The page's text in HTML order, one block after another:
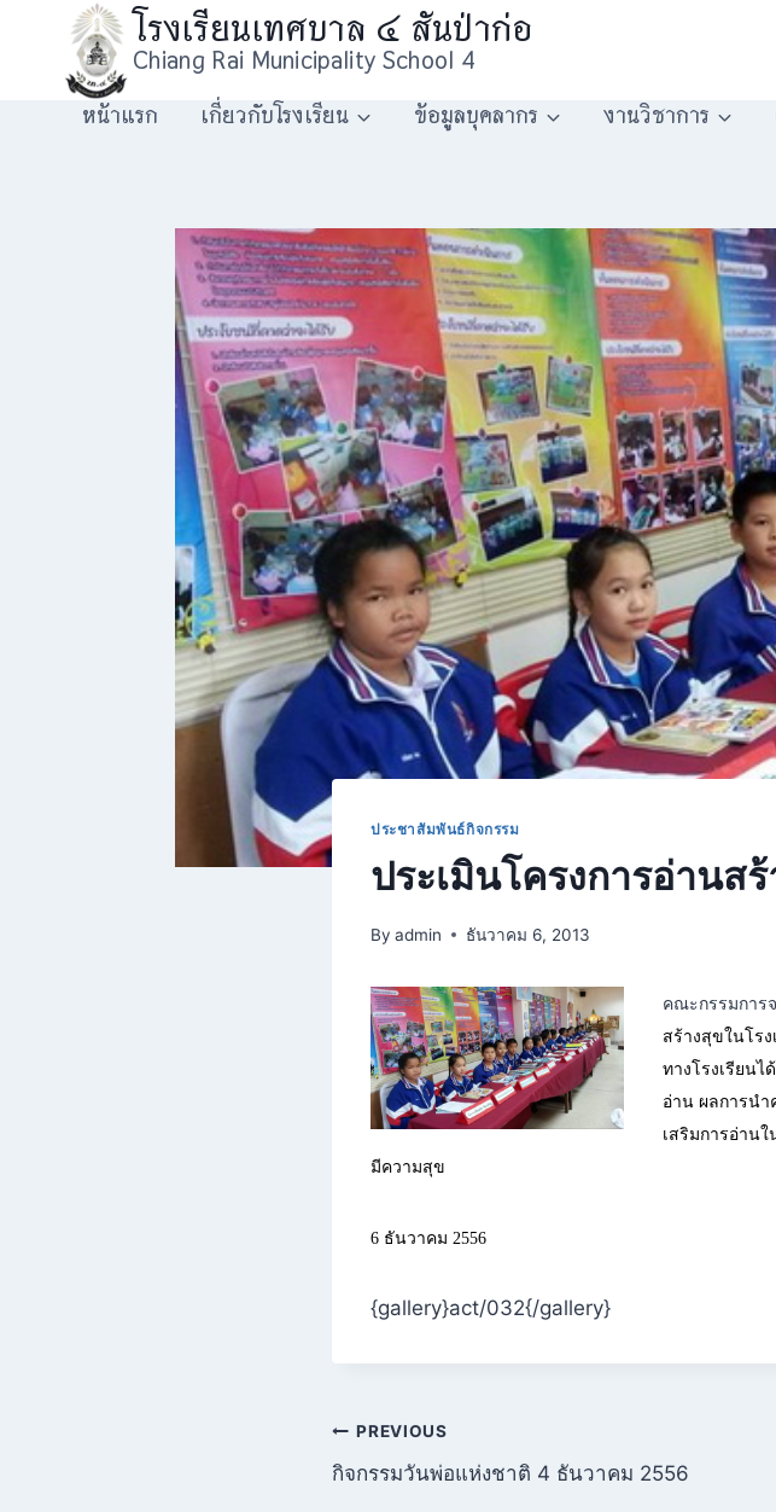
content
โรงเรียนเทศบาล ๔ สันป่าก่อ
Chiang Rai Municipality School 4
หน้าแรก เกี่ยวกับโรงเรียน ข้อมูลบุคลากร งานวิชาการ
ประชาสัมพันธ์กิจกรรม
ประเมินโครงการอ่านส
By admin ธันวาคม 6, 2013
คณะกรรมการ
สร้างสุขในโร
ทางโรงเรียน
อ่าน ผลการนำ
เสริมการอ่านใ
มีความสุข
6 ธันวาคม 2556
{gallery}act/032{/gallery}
แนะแนว
เรื่อง
PREVIOUS
กิจกรรมวันพ่อแห่งชาติ 4 ธันวาคม 2556